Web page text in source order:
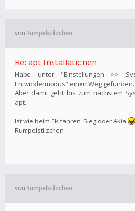
von Rumpelstilzchen
Re: apt Installationen
Habe unter "Einstellungen >>
Entwicklermodus" einen Weg
Aber damit geht bis zum nächstem
apt.
Ist wie beim Skifahren: Sieg oder Akia
Rumpelstilzchen
von Rumpelstilzchen